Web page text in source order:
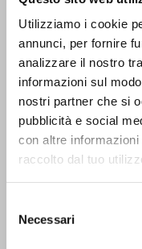
Utilizziamo i cookie
annunci, per fornire
analizzare il nostro
informazioni sul
nostri partner che si
pubblicità e social
con altre
raccolto dal tuo
delNecessari
Emergenza